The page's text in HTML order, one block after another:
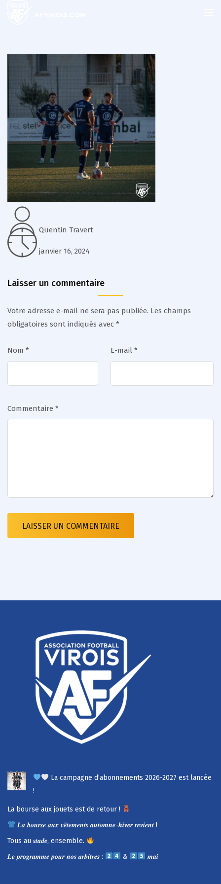
Quentin Travert
janvier 16, 2024
Laisser un commentaire
Votre adresse e-mail ne sera pas publiée. Les champs
obligatoires sont indiqués avec *
Nom * E-mail *
Commentaire *
La campagne d’abonnements 2026-2027 est lancée
!
La bourse aux jouets est de retour !
𝑳𝒂 𝒃𝒐𝒖𝒓𝒔𝒆 𝒂𝒖𝒙 𝒗𝒆̂𝒕𝒆𝒎𝒆𝒏𝒕𝒔 𝒂𝒖𝒕𝒐𝒎𝒏𝒆-𝒉𝒊𝒗𝒆𝒓 𝒓𝒆𝒗𝒊𝒆𝒏𝒕 !
Tous au 𝒔𝒕𝒂𝒅𝒆, ensemble.
𝑳𝒆 𝒑𝒓𝒐𝒈𝒓𝒂𝒎𝒎𝒆 𝒑𝒐𝒖𝒓 𝒏𝒐𝒔 𝒂𝒓𝒃𝒊𝒕𝒓𝒆𝒔 :
& 𝒎𝒂𝒊